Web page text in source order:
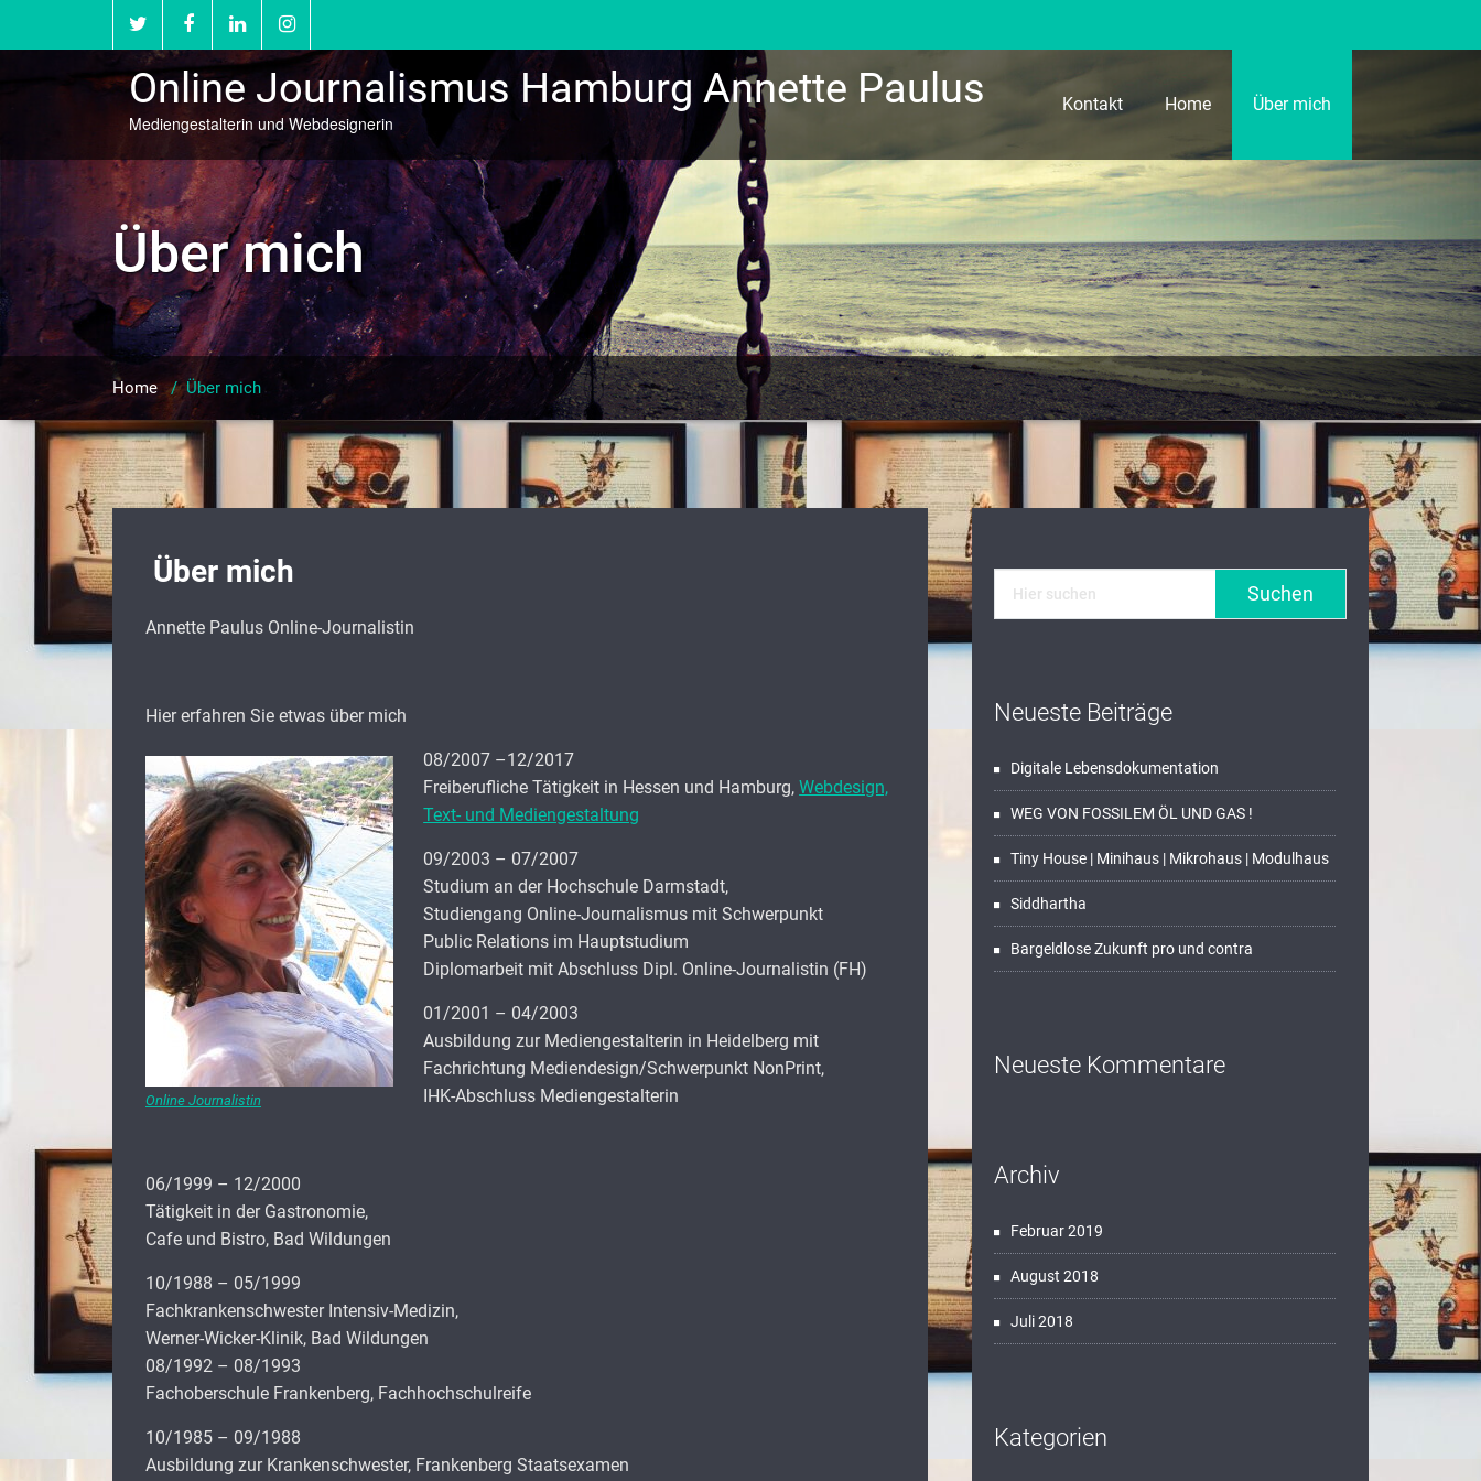
content
Online Journalismus Hamburg Annette Paulus
Mediengestalterin und Webdesignerin
Kontakt Home Über mich
Über mich
Home/Über mich
Über mich
Annette Paulus Online-Journalistin
Hier erfahren Sie etwas über mich
Online Journalistin
08/2007 –12/2017
Freiberufliche Tätigkeit in Hessen und Hamburg,Webdesign,
Text- und Mediengestaltung
09/2003 – 07/2007
Studium an der Hochschule Darmstadt,
Studiengang Online-Journalismus mit Schwerpunkt
Public Relations im Hauptstudium
Diplomarbeit mit Abschluss Dipl. Online-Journalistin (FH)
01/2001 – 04/2003
Ausbildung zur Mediengestalterin in Heidelberg mit
Fachrichtung Mediendesign/Schwerpunkt NonPrint,
IHK-Abschluss Mediengestalterin
06/1999 – 12/2000
Tätigkeit in der Gastronomie,
Cafe und Bistro, Bad Wildungen
10/1988 – 05/1999
Fachkrankenschwester Intensiv-Medizin,
Werner-Wicker-Klinik, Bad Wildungen
08/1992 – 08/1993
Fachoberschule Frankenberg, Fachhochschulreife
10/1985 – 09/1988
Ausbildung zur Krankenschwester, Frankenberg Staatsexamen
Neueste Beiträge
Digitale Lebensdokumentation
WEG VON FOSSILEM ÖL UND GAS !
Tiny House | Minihaus | Mikrohaus | Modulhaus
Siddhartha
Bargeldlose Zukunft pro und contra
Neueste Kommentare
Archiv
Februar 2019
August 2018
Juli 2018
Kategorien